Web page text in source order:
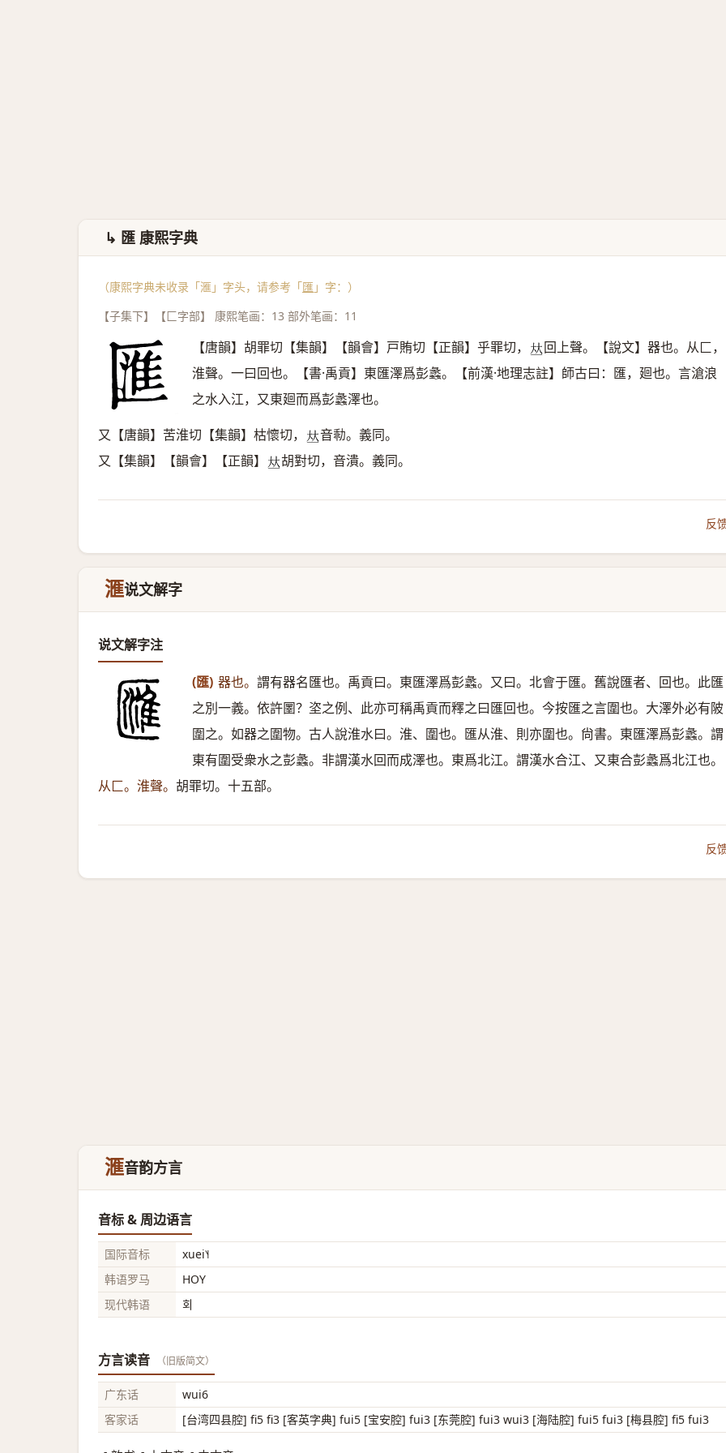
↳ 匯 康熙字典
（康熙字典未收录「滙」字头，请参考「匯 」字：）
【子集下】【匚字部】 康熙笔画：13 部外笔画：11
【唐韻】胡罪切【集韻】【韻會】戸賄切【正韻】乎罪切， 𠀤回上聲。【說文】器也。从匚，
淮聲。一曰回也。【書·禹貢】東匯澤爲彭蠡。【前漢·地理志註】師古曰：匯，廻也。言滄浪
之水入江，又東廻而爲彭蠡澤也。
又【唐韻】苦淮切【集韻】枯懷切， 𠀤音㔞。義同。
又【集韻】【韻會】【正韻】 𠀤胡對切，音潰。義同。
反
滙说文解字
说文解字注
(匯) 器也。 謂有器名匯也。禹貢曰。東匯澤爲彭蠡。又曰。北會于匯。舊說匯者、回也。此匯
之別一義。依許圛？垐之例、此亦可稱禹貢而釋之曰匯回也。今按匯之言圍也。大澤外必有陂
圍之。如器之圍物。古人說淮水曰。淮、圍也。匯从淮、則亦圍也。尙書。東匯澤爲彭蠡。謂
東有圍受衆水之彭蠡。非謂漢水回而成澤也。東爲北江。謂漢水合江、又東合彭蠡爲北江也。
从匚。淮聲。 胡罪切。十五部。
反
滙音韵方言
音标 & 周边语言
国际音标
xuei˥˧
韩语罗马
HOY
现代韩语
회
方言读音 （旧版简文）
广东话
wui6
客家话
[台湾四县腔] fi5 fi3 [客英字典] fui5 [宝安腔] fui3 [东莞腔] fui3 wui3 [海陆腔] fui5 fui3 [梅县腔] fi5 fui3